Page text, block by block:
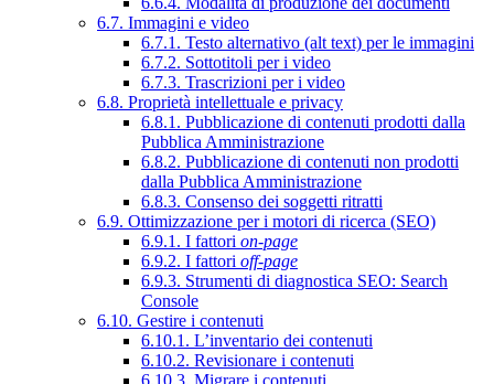
6.7. Immagini e video
6.7.1. Testo alternativo (alt text) per le immagini
6.7.2. Sottotitoli per i video
6.7.3. Trascrizioni per i video
6.8. Proprietà intellettuale e privacy
6.8.1. Pubblicazione di contenuti prodotti dalla
Pubblica Amministrazione
6.8.2. Pubblicazione di contenuti non prodotti
dalla Pubblica Amministrazione
6.8.3. Consenso dei soggetti ritratti
6.9. Ottimizzazione per i motori di ricerca (SEO)
6.9.1. I fattori on-page
6.9.2. I fattori off-page
6.9.3. Strumenti di diagnostica SEO: Search
Console
6.10. Gestire i contenuti
6.10.1. L’inventario dei contenuti
6.10.2. Revisionare i contenuti
6.10.3. Migrare i contenuti